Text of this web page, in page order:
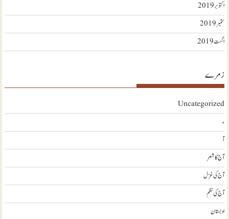
اکتوبر 2019
ستمبر 2019
اگست 2019
زمرے
Uncategorized
ء
آ
آج کا شعر
آج کی غزل
آج کی نظم
ادبستان